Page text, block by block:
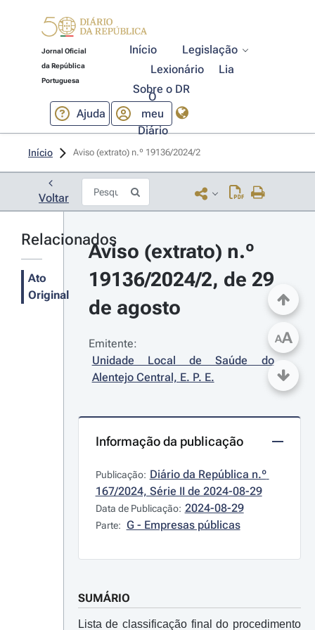
Jornal Oficial
da República
Portuguesa
Início
Legislação
Lexionário
Lia
Sobre o DR
Ajuda
O
meu
Diário
Início Aviso (extrato) n.º 19136/2024/2
Voltar
Relacionados
Ato
Original
Aviso (extrato) n.º
19136/2024/2, de 29
de agosto
Emitente:
Unidade Local de Saúde do
Alentejo Central, E. P. E.
Informação da publicação
Publicação: Diário da República n.º
167/2024, Série II de 2024-08-29
Data de Publicação: 2024-08-29
Parte: G - Empresas públicas
SUMÁRIO
Lista de classificação final do procedimento
AA